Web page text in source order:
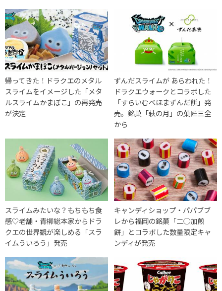
帰ってきた！ドラクエのメタル
スライムをイメージした「メタ
ルスライムかまぼこ」の再発売
が決定
ずんだスライムが あらわれた！
ドラクエウォークとコラボした
「すらいむべほまずんだ餅」発
売。銘菓「萩の月」の菓匠三全
から
スライムみたいな？もちもち食
感♡老舗・青柳総本家からドラ
クエの世界観が楽しめる「スラ
イムういろう」発売
キャンディショップ・パパブブ
レから福岡の銘菓「二◯加煎
餅」とコラボした数量限定キャ
ンディが発売